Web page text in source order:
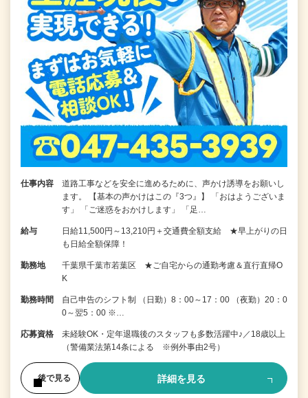
仕事内容
道路工事などを安全に進めるために、声かけ誘導をお願いし
ます。 【基本の声かけはこの『3つ』】 「おはようございま
す」 「ご迷惑をおかけします」 「足…
給与
日給11,500円～13,210円＋交通費全額支給 ★早上がりの日
も日給全額保障！
勤務地
千葉県千葉市若葉区 ★ご自宅からの通勤考慮＆直行直帰O
K
勤務時間
自己申告のシフト制 （日勤）8：00～17：00 （夜勤）20：0
0～翌5：00 ※…
応募資格
未経験OK・定年退職後のスタッフも多数活躍中♪／18歳以上
（警備業法第14条による ※例外事由2号）
後で見る 詳細を見る